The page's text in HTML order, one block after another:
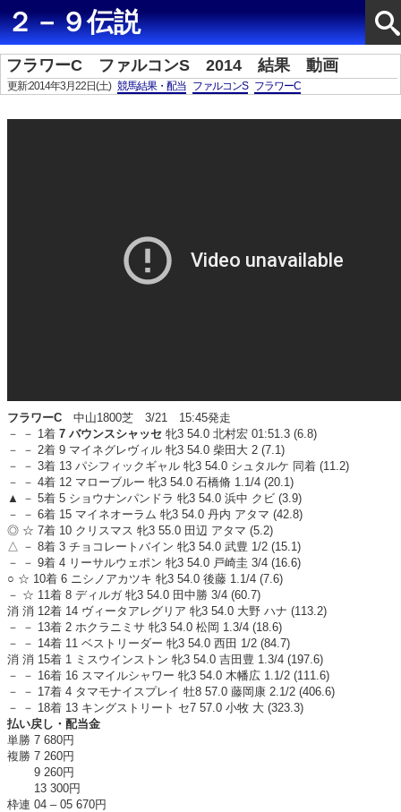
２－９伝説
フラワーC ファルコンS 2014 結果 動画
更新:2014年3月22日(土) 競馬結果・配当 ファルコンS フラワーC
フラワーC 中山1800芝 3/21 15:45発走
－ － 1着 7 バウンスシャッセ 牝3 54.0 北村宏 01:51.3 (6.8)
－ － 2着 9 マイネグレヴィル 牝3 54.0 柴田大 2 (7.1)
－ － 3着 13 パシフィックギャル 牝3 54.0 シュタルケ 同着 (11.2)
－ － 4着 12 マローブルー 牝3 54.0 石橋脩 1.1/4 (20.1)
▲ － 5着 5 ショウナンパンドラ 牝3 54.0 浜中 クビ (3.9)
－ － 6着 15 マイネオーラム 牝3 54.0 丹内 アタマ (42.8)
◎ ☆ 7着 10 クリスマス 牝3 55.0 田辺 アタマ (5.2)
△ － 8着 3 チョコレートバイン 牝3 54.0 武豊 1/2 (15.1)
－ － 9着 4 リーサルウェポン 牝3 54.0 戸崎圭 3/4 (16.6)
○ ☆ 10着 6 ニシノアカツキ 牝3 54.0 後藤 1.1/4 (7.6)
－ ☆ 11着 8 ディルガ 牝3 54.0 田中勝 3/4 (60.7)
消 消 12着 14 ヴィータアレグリア 牝3 54.0 大野 ハナ (113.2)
－ － 13着 2 ホクラニミサ 牝3 54.0 松岡 1.3/4 (18.6)
－ － 14着 11 ベストリーダー 牝3 54.0 西田 1/2 (84.7)
消 消 15着 1 ミスウインストン 牝3 54.0 吉田豊 1.3/4 (197.6)
－ － 16着 16 スマイルシャワー 牝3 54.0 木幡広 1.1/2 (111.6)
－ － 17着 4 タマモナイスプレイ 牡8 57.0 藤岡康 2.1/2 (406.6)
－ － 18着 13 キングストリート セ7 57.0 小牧 大 (323.3)
払い戻し・配当金
単勝 7 680円
複勝 7 260円
9 260円
13 300円
枠連 04 – 05 670円